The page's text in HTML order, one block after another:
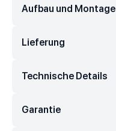
Aufbau und Montage
Lieferung
Technische Details
Garantie